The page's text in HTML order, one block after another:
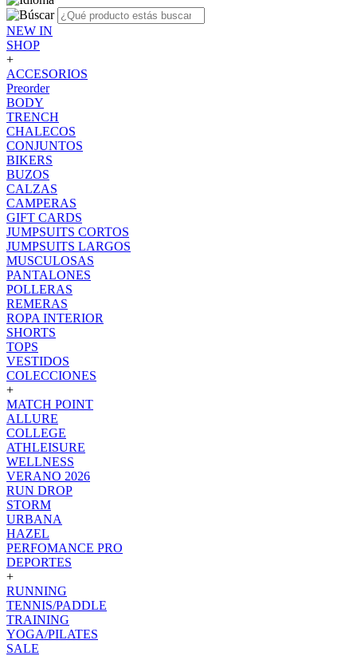
NEW IN
SHOP
+
ACCESORIOS
Preorder
BODY
TRENCH
CHALECOS
CONJUNTOS
BIKERS
BUZOS
CALZAS
CAMPERAS
GIFT CARDS
JUMPSUITS CORTOS
JUMPSUITS LARGOS
MUSCULOSAS
PANTALONES
POLLERAS
REMERAS
ROPA INTERIOR
SHORTS
TOPS
VESTIDOS
COLECCIONES
+
MATCH POINT
ALLURE
COLLEGE
ATHLEISURE
WELLNESS
VERANO 2026
RUN DROP
STORM
URBANA
HAZEL
PERFOMANCE PRO
DEPORTES
+
RUNNING
TENNIS/PADDLE
TRAINING
YOGA/PILATES
SALE